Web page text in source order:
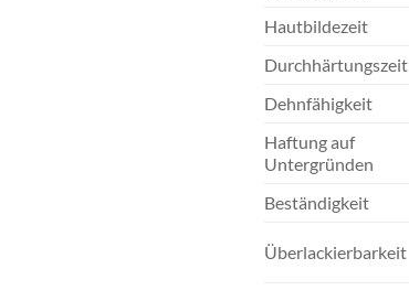
Hautbildezeit
Durchhärtungszeit
Dehnfähigkeit
Haftung auf
Untergründen
Beständigkeit
Überlackierbarkeit